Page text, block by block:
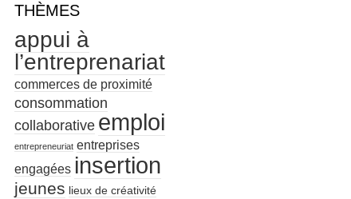
THÈMES
appui à
l’entreprenariat
commerces de proximité
consommation
collaborative emploi
entrepreneuriat entreprises
engagées insertion
jeunes lieux de créativité